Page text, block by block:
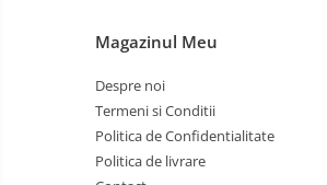
Magazinul Meu
Despre noi
Termeni si Conditii
Politica de Confidentialitate
Politica de livrare